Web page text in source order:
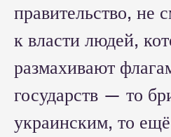
правительство, не
к власти людей,
размахивают
государств — то
украинским, то